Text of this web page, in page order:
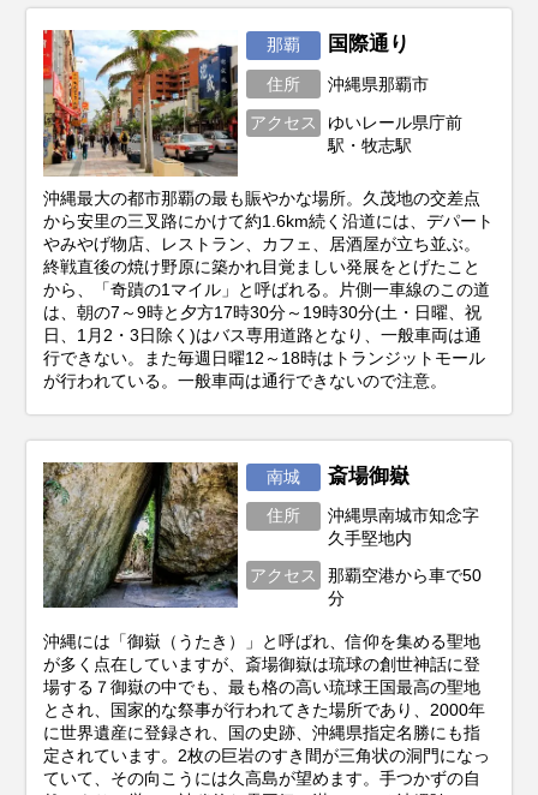
那覇 国際通り
住所 沖縄県那覇市
アクセス
ゆいレール県庁前
駅・牧志駅
沖縄最大の都市那覇の最も賑やかな場所。久茂地の交差点
から安里の三叉路にかけて約1.6km続く沿道には、デパート
やみやげ物店、レストラン、カフェ、居酒屋が立ち並ぶ。
終戦直後の焼け野原に築かれ目覚ましい発展をとげたこと
から、「奇蹟の1マイル」と呼ばれる。片側一車線のこの道
は、朝の7～9時と夕方17時30分～19時30分(土・日曜、祝
日、1月2・3日除く)はバス専用道路となり、一般車両は通
行できない。また毎週日曜12～18時はトランジットモール
が行われている。一般車両は通行できないので注意。
南城 斎場御嶽
住所
沖縄県南城市知念字
久手堅地内
アクセス
那覇空港から車で50
分
沖縄には「御嶽（うたき）」と呼ばれ、信仰を集める聖地
が多く点在していますが、斎場御嶽は琉球の創世神話に登
場する７御嶽の中でも、最も格の高い琉球王国最高の聖地
とされ、国家的な祭事が行われてきた場所であり、2000年
に世界遺産に登録され、国の史跡、沖縄県指定名勝にも指
定されています。2枚の巨岩のすき間が三角状の洞門になっ
ていて、その向こうには久高島が望めます。手つかずの自